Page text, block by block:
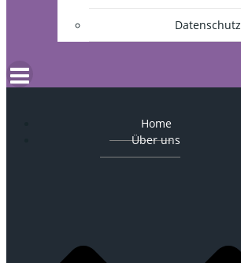
Datenschutz
Home
Über uns